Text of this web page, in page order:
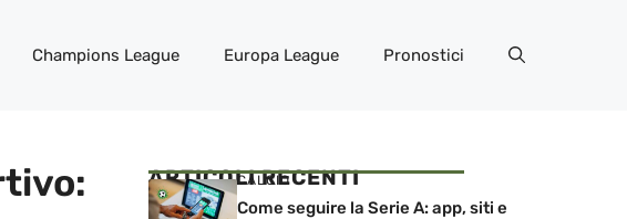
Champions League Europa League Pronostici
ARTICOLI RECENTI
CALCIO
Come seguire la Serie A: app, siti e